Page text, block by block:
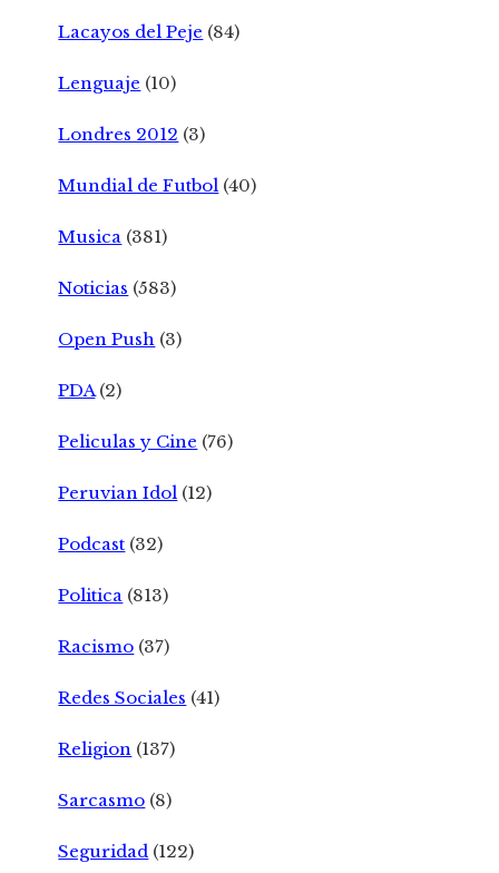
Lacayos del Peje (84)
Lenguaje (10)
Londres 2012 (3)
Mundial de Futbol (40)
Musica (381)
Noticias (583)
Open Push (3)
PDA(2)
Peliculas y Cine (76)
Peruvian Idol (12)
Podcast (32)
Politica (813)
Racismo (37)
Redes Sociales (41)
Religion (137)
Sarcasmo (8)
Seguridad (122)